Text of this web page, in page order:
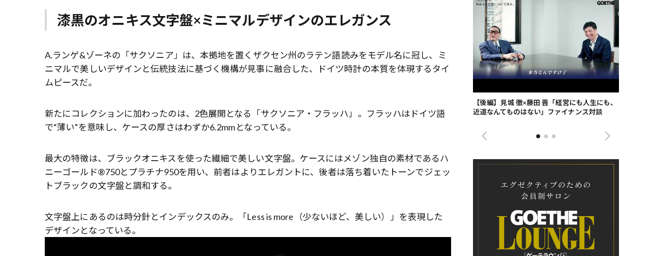
漆黒のオニキス文字盤×ミニマルデザインのエレガンス
A.ランゲ&ゾーネの「サクソニア」は、本拠地を置くザクセン州のラテン語読みをモデル名に冠し、ミ
ニマルで美しいデザインと伝統技法に基づく機構が見事に融合した、ドイツ時計の本質を体現するタイ
ムピースだ。
新たにコレクションに加わったのは、2色展開となる「サクソニア・フラッハ」。フラッハはドイツ語
で“薄い”を意味し、ケースの厚さはわずか6.2mmとなっている。
最大の特徴は、ブラックオニキスを使った繊細で美しい文字盤。ケースにはメゾン独自の素材であるハ
ニーゴールド®750とプラチナ950を用い、前者はよりエレガントに、後者は落ち着いたトーンでジェッ
トブラックの文字盤と調和する。
文字盤上にあるのは時分針とインデックスのみ。「Less is more（少ないほど、美しい）」を表現した
デザインとなっている。
前列ホテル「UMITO 熱海 別邸」
【後編】見城 徹×藤田 晋「経営にも人生にも、
近道なんてものはない」ファイナンス対談